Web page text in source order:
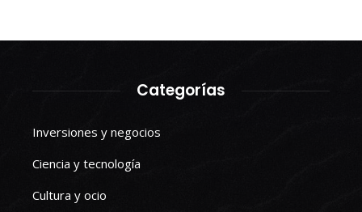
Categorías
Inversiones y negocios
Ciencia y tecnología
Cultura y ocio